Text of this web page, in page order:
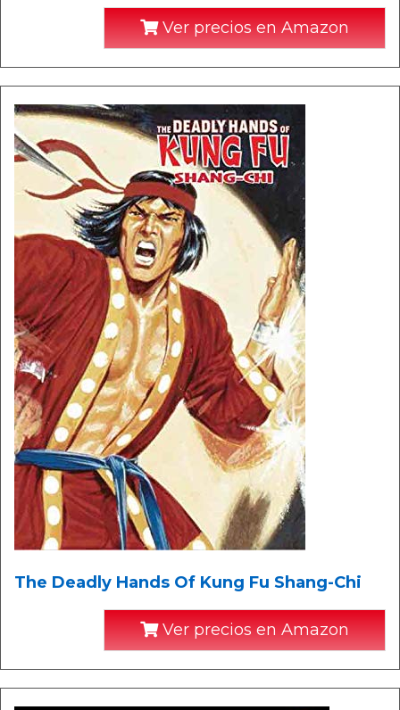
Ver precios en Amazon
The Deadly Hands Of Kung Fu Shang-Chi
Ver precios en Amazon